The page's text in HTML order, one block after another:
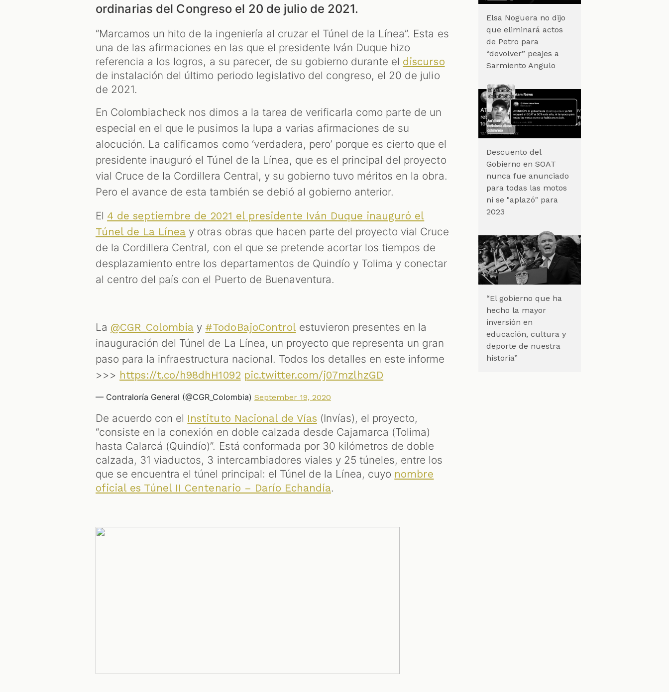
ordinarias del Congreso el 20 de julio de 2021.
“Marcamos un hito de la ingeniería al cruzar el Túnel de la Línea”. Esta es
una de las afirmaciones en las que el presidente Iván Duque hizo
referencia a los logros, a su parecer, de su gobierno durante el discurso
de instalación del último periodo legislativo del congreso, el 20 de julio
de 2021.
En Colombiacheck nos dimos a la tarea de verificarla como parte de un
especial en el que le pusimos la lupa a varias afirmaciones de su
alocución. La calificamos como ‘verdadera, pero’ porque es cierto que el
presidente inauguró el Túnel de la Línea, que es el principal del proyecto
vial Cruce de la Cordillera Central, y su gobierno tuvo méritos en la obra.
Pero el avance de esta también se debió al gobierno anterior.
El 4 de septiembre de 2021 el presidente Iván Duque inauguró el
Túnel de La Línea y otras obras que hacen parte del proyecto vial Cruce
de la Cordillera Central, con el que se pretende acortar los tiempos de
desplazamiento entre los departamentos de Quindío y Tolima y conectar
al centro del país con el Puerto de Buenaventura.
La @CGR_Colombia y #TodoBajoControlestuvieron presentes en la
inauguración del Túnel de La Línea, un proyecto que representa un gran
paso para la infraestructura nacional. Todos los detalles en este informe
>>> https://t.co/h98dhH1092 pic.twitter.com/j07mzlhzGD
— Contraloría General (@CGR_Colombia) September 19, 2020
De acuerdo con el Instituto Nacional de Vías (Invías), el proyecto,
“consiste en la conexión en doble calzada desde Cajamarca (Tolima)
hasta Calarcá (Quindío)”. Está conformada por 30 kilómetros de doble
calzada, 31 viaductos, 3 intercambiadores viales y 25 túneles, entre los
que se encuentra el túnel principal: el Túnel de la Línea, cuyo nombre
oficial es Túnel II Centenario – Darío Echandía.
Elsa Noguera no dijo
que eliminará actos
de Petro para
“devolver” peajes a
Sarmiento Angulo
Descuento del
Gobierno en SOAT
nunca fue anunciado
para todas las motos
ni se "aplazó" para
2023
“El gobierno que ha
hecho la mayor
inversión en
educación, cultura y
deporte de nuestra
historia”